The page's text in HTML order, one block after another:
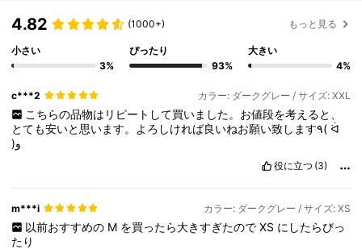
4.82 (1000+) もっと見る
小さい
3%
ぴったり
93%
大きい
4%
c***2 カラー: ダークグレー / サイズ: XXL
こちらの品物はリピートして買いました。お値段を考えると、
とても安いと思います。よろしければ良いねお願い致します٩(ᐛ
)و
役に立つ (3)
m***i カラー: ダークグレー / サイズ: XS
以前おすすめの M を買ったら大きすぎたので XS にしたらびっ
たり